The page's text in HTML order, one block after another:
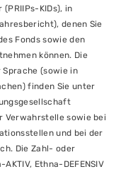
KIDs), in
denen Sie
Fonds sowie den
können. Die
(sowie in
finden Sie unter
Verwahrstelle sowie bei
und bei der
Die Zahl- oder
Ethna-DEFENSIV